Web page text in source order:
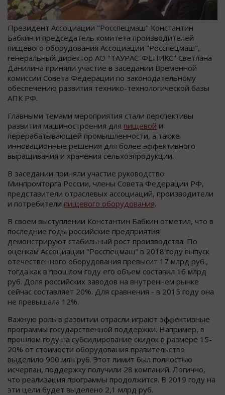
Президент Ассоциации "Росспецмаш" Константин
Бабкин и председатель комитета производителей
пищевого оборудования Ассоциации "Росспецмаш",
генеральный директор АО "ТАУРАС-ФЕНИКС" Светлана
Данилина приняли участие в заседании Временной
комиссии Совета Федерации по законодательному
обеспечению развития технико-технологической базы
АПК РФ.
Главными темами мероприятия стали перспективы
развития машиностроения для пищевой и
перерабатывающей промышленности, а также
инновационные решения для более эффективного
выращивания и хранения сельхозпродукции.
В заседании приняли участие руководство
Минпромторга России, члены Совета Федерации РФ,
представители отраслевых ассоциаций, производители
и потребители пищевого оборудования.
В своем выступлении Константин Бабкин отметил, что в
последние годы российские предприятия
демонстрируют стабильный рост производства. По
оценкам Ассоциации "Росспецмаш" в 2018 году выпуск
отечественного оборудования превысит 17 млрд руб.,
тогда как в прошлом году его объем составил 16 млрд
руб. Доля российских заводов на внутреннем рынке
сейчас составляет 20%. Для сравнения - в 2015 году она
не превышала 12%.
Важную роль в развитии отрасли играют эффективные
программы государственной поддержки. Например, в
прошлом году на субсидирование скидок в размере 15-
20% от стоимости оборудования правительство
выделило 900 млн руб. Этот лимит был полностью
исчерпан, поддержку получили 28 компаний. Логично,
что реализация программы продолжится. В 2019 году на
эти цели будет выделено 2,1 млрд руб.